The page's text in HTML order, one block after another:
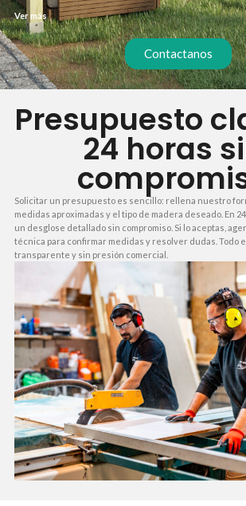
de madera y acabados. Una estructura de 3×3 metros
costar entre 1.800 y 2.500 euros instalada, mientras que
iroko ronda los 3.500 euros. Estos precios incluyen
garantía, sin costes ocultos.
Ver más
Contactanos
Presupuesto
24 horas
Solicitar un presupuesto es sencillo: rellena nuestro
medidas aproximadas y el tipo de madera deseado. En
un desglose detallado sin compromiso. Si lo aceptas,
técnica para confirmar medidas y resolver dudas. Todo
transparente y sin presión comercial.